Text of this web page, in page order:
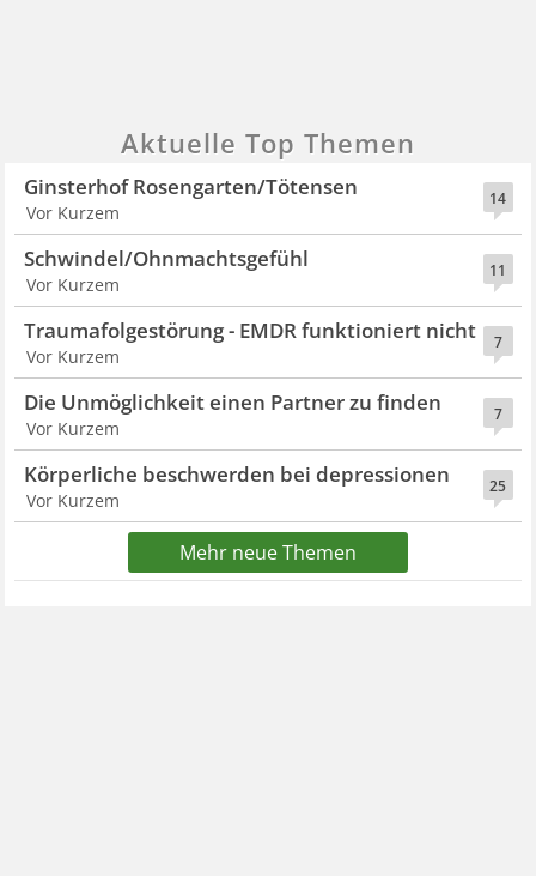
Aktuelle Top Themen
14
Ginsterhof Rosengarten/Tötensen
Vor Kurzem
11
Schwindel/Ohnmachtsgefühl
Vor Kurzem
7
Traumafolgestörung - EMDR funktioniert nicht
Vor Kurzem
7
Die Unmöglichkeit einen Partner zu finden
Vor Kurzem
25
Körperliche beschwerden bei depressionen
Vor Kurzem
Mehr neue Themen